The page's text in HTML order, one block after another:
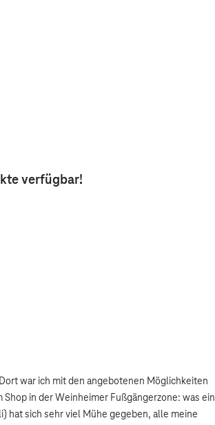
verfügbar!
war ich mit den angebotenen Möglichkeiten
in der Weinheimer Fußgängerzone: was ein
hat sich sehr viel Mühe gegeben, alle meine